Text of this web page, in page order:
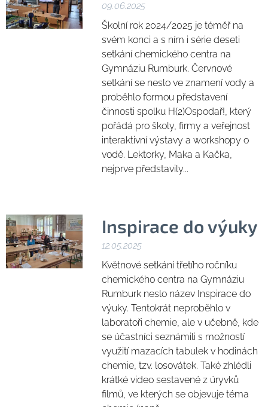
09.06.2025
Školní rok 2024/2025 je téměř na
svém konci a s ním i série deseti
setkání chemického centra na
Gymnáziu Rumburk. Červnové
setkání se neslo ve znamení vody a
proběhlo formou představení
činnosti spolku H(2)Ospodař!, který
pořádá pro školy, firmy a veřejnost
interaktivní výstavy a workshopy o
vodě. Lektorky, Maka a Kačka,
nejprve představily...
Inspirace do výuky
12.05.2025
Květnové setkání třetího ročníku
chemického centra na Gymnáziu
Rumburk neslo název Inspirace do
výuky. Tentokrát neproběhlo v
laboratoři chemie, ale v učebně, kde
se účastníci seznámili s možností
využití mazacích tabulek v hodinách
chemie, tzv. losovátek. Také zhlédli
krátké video sestavené z úryvků
filmů, ve kterých se objevuje téma